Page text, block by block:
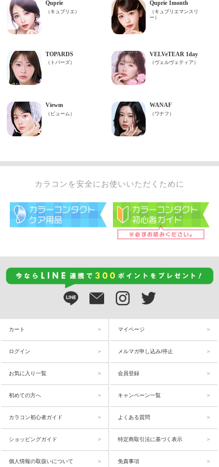
カラコンを安全にお使いいただくために
カート マイページ
ログイン メルマガ申し込み/停止
お気に入り一覧 会員登録
初めての方へ キャンペーン一覧
カラコン初心者ガイド よくある質問
ショッピングガイド 特定商取引法に基づく表示
個人情報の取扱いについて 免責事項